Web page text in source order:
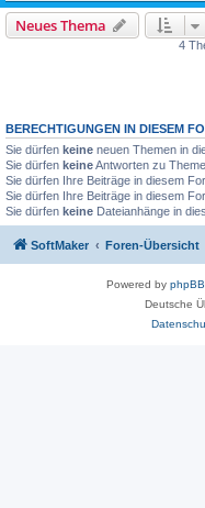
Neues Thema
4
BERECHTIGUNGEN IN DIESEM
Sie dürfen keine neuen Themen in
Sie dürfen keineAntworten zu
Sie dürfen Ihre Beiträge in diesem
Sie dürfen Ihre Beiträge in diesem
Sie dürfen keine Dateianhänge in
SoftMaker Foren-Übersicht
Powered by phpBB
Deutsche